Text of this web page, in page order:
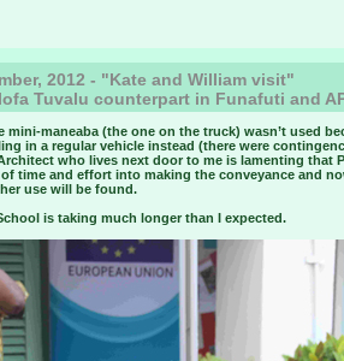
2012 - "Kate and William visit"
Tuvalu counterpart in Funafuti and
maneaba (the one on the truck) wasn’t used
in a regular vehicle instead (there were
who lives next door to me is lamenting that
time and effort into making the conveyance and
use will be found.
is taking much longer than I expected.